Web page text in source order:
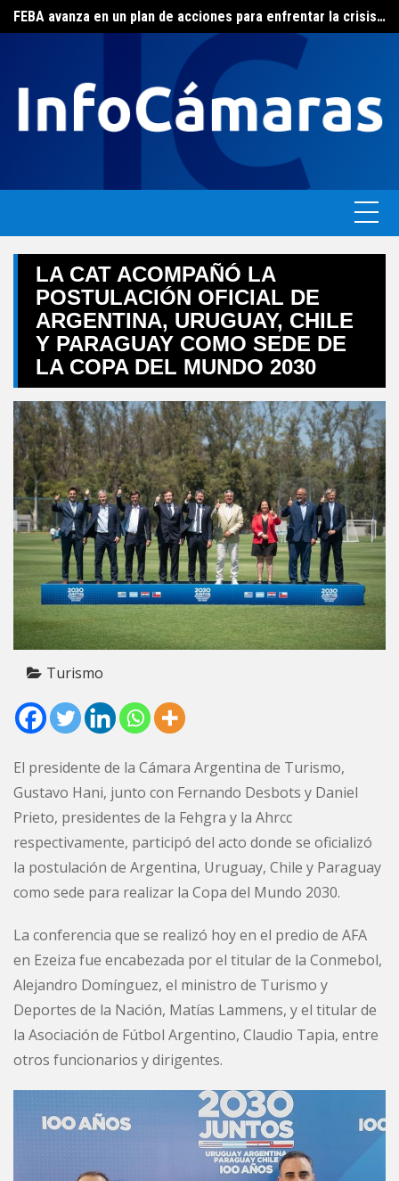
Skip
toEl ERAS continúa con el beneficio de la tarifa social del agua
LA CAT ACOMPAÑÓ LA
POSTULACIÓN OFICIAL DE
ARGENTINA, URUGUAY, CHILE
Y PARAGUAY COMO SEDE DE
LA COPA DEL MUNDO 2030
Turismo
El presidente de la Cámara Argentina de Turismo,
Gustavo Hani, junto con Fernando Desbots y Daniel
Prieto, presidentes de la Fehgra y la Ahrcc
respectivamente, participó del acto donde se oficializó
la postulación de Argentina, Uruguay, Chile y Paraguay
como sede para realizar la Copa del Mundo 2030.
La conferencia que se realizó hoy en el predio de AFA
en Ezeiza fue encabezada por el titular de la Conmebol,
Alejandro Domínguez, el ministro de Turismo y
Deportes de la Nación, Matías Lammens, y el titular de
la Asociación de Fútbol Argentino, Claudio Tapia, entre
otros funcionarios y dirigentes.